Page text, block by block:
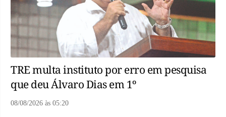
TRE multa instituto por erro em pesquisa
que deu Álvaro Dias em 1º
08/08/2026 às 05:20